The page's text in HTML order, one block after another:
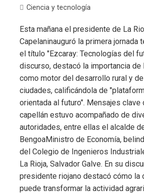
Ciencia y tecnología
Esta mañana el presidente de La
Capelaninauguró la primera jornada
el título "Ezcaray: Tecnologías del
discurso, destacó la importancia
como motor del desarrollo rural y
ciudades, calificándola de
orientada al futuro". Mensajes clave
capellán estuvo acompañado de
autoridades, entre ellas el alcalde
BengoaMinistro de Economía,
del Colegio de Ingenieros
La Rioja, Salvador Galve. En su
presidente riojano destacó cómo la
puede transformar la actividad